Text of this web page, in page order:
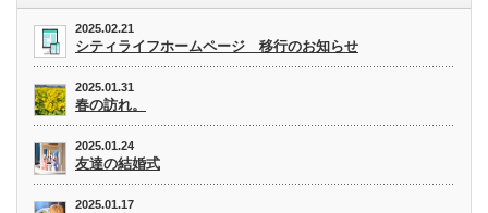
2025.02.21
シティライフホームページ 移行のお知らせ
2025.01.31
春の訪れ。
2025.01.24
友達の結婚式
2025.01.17